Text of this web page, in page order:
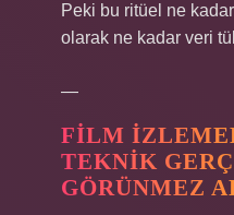
Peki bu ritüel ne kadar
olarak ne kadar veri
—
FILM
TEKNIK
GÖRÜNMEZ